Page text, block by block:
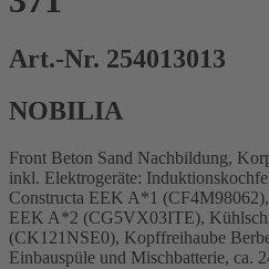
Art.-Nr. 254013013
NOBILIA
Front Beton Sand Nachbildung,
inkl. Elektrogeräte:
Constructa EEK A*1
EEK A*2 (CG5VX03ITE),
(CK121NSE0), Kopffreihaube
Einbauspüle und Mischbatterie, ca.